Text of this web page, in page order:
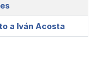
a Iván Acosta